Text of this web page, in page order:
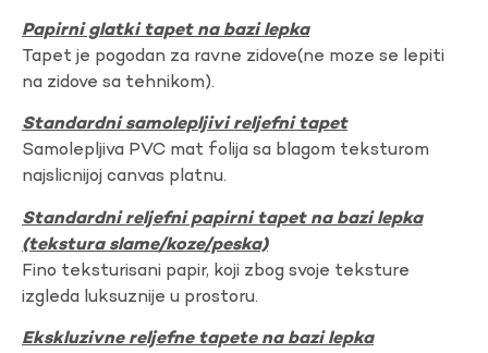
Papirni glatki tapet na bazi lepka
Tapet je pogodan za ravne zidove(ne moze se lepiti
na zidove sa tehnikom).
Standardni samolepljivi reljefni tapet
Samolepljiva PVC mat folija sa blagom teksturom
najslicnijoj canvas platnu.
Standardni reljefni papirni tapet na bazi lepka
(tekstura slame/koze/peska)
Fino teksturisani papir, koji zbog svoje teksture
izgleda luksuznije u prostoru.
Ekskluzivne reljefne tapete na bazi lepka